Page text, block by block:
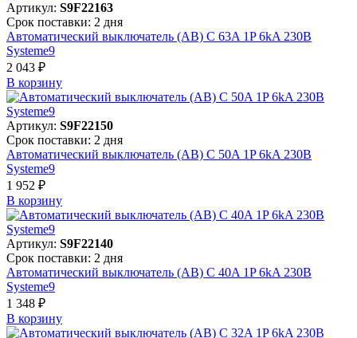
Артикул: S9F22163
Срок поставки: 2 дня
Автоматический выключатель (АВ) C 63A 1P 6kA 230В
Systeme9
2 043 ₽
В корзинy
Артикул: S9F22150
Срок поставки: 2 дня
Автоматический выключатель (АВ) C 50A 1P 6kA 230В
Systeme9
1 952 ₽
В корзинy
Артикул: S9F22140
Срок поставки: 2 дня
Автоматический выключатель (АВ) C 40A 1P 6kA 230В
Systeme9
1 348 ₽
В корзинy